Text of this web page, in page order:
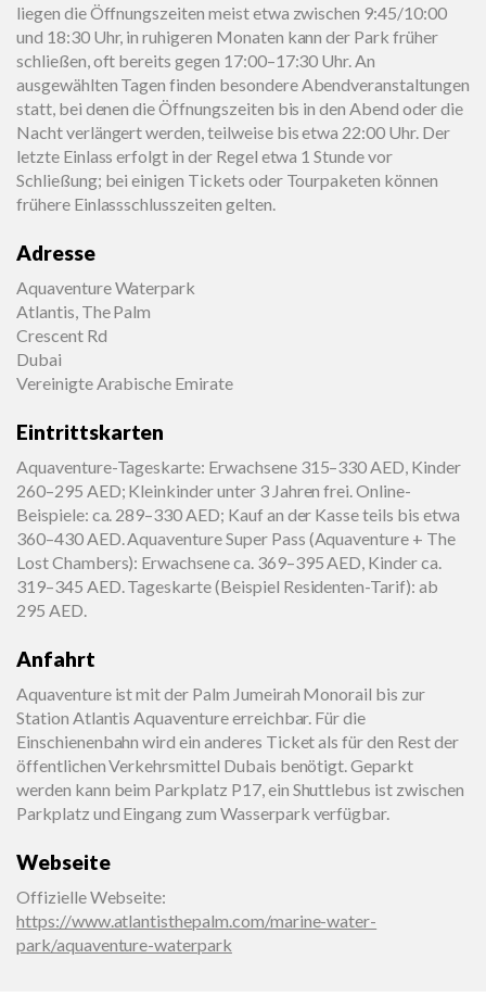
liegen die Öffnungszeiten meist etwa zwischen 9:45/10:00
und 18:30 Uhr, in ruhigeren Monaten kann der Park früher
schließen, oft bereits gegen 17:00–17:30 Uhr. An
ausgewählten Tagen finden besondere Abendveranstaltungen
statt, bei denen die Öffnungszeiten bis in den Abend oder die
Nacht verlängert werden, teilweise bis etwa 22:00 Uhr. Der
letzte Einlass erfolgt in der Regel etwa 1 Stunde vor
Schließung; bei einigen Tickets oder Tourpaketen können
frühere Einlassschlusszeiten gelten.
Adresse
Aquaventure Waterpark
Atlantis, The Palm
Crescent Rd
Dubai
Vereinigte Arabische Emirate
Eintrittskarten
Aquaventure-Tageskarte: Erwachsene 315–330 AED, Kinder
260–295 AED; Kleinkinder unter 3 Jahren frei. Online-
Beispiele: ca. 289–330 AED; Kauf an der Kasse teils bis etwa
360–430 AED. Aquaventure Super Pass (Aquaventure + The
Lost Chambers): Erwachsene ca. 369–395 AED, Kinder ca.
319–345 AED. Tageskarte (Beispiel Residenten-Tarif): ab
295 AED.
Anfahrt
Aquaventure ist mit der Palm Jumeirah Monorail bis zur
Station Atlantis Aquaventure erreichbar. Für die
Einschienenbahn wird ein anderes Ticket als für den Rest der
öffentlichen Verkehrsmittel Dubais benötigt. Geparkt
werden kann beim Parkplatz P17, ein Shuttlebus ist zwischen
Parkplatz und Eingang zum Wasserpark verfügbar.
Webseite
Offizielle Webseite:
https://www.atlantisthepalm.com/marine-water-
park/aquaventure-waterpark